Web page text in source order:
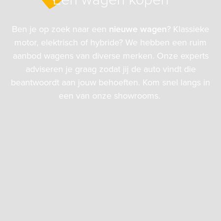
Ben je op zoek naar een nieuwe wagen? Klassieke
motor, elektrisch of hybride? We hebben een ruim
aanbod wagens van diverse merken. Onze experts
adviseren je graag zodat jij de auto vindt die
beantwoordt aan jouw behoeften. Kom snel langs in
een van onze showrooms.